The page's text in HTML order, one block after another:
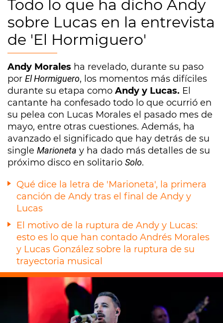
Todo lo que ha dicho Andy
sobre Lucas en la entrevista
de 'El Hormiguero'
Andy Morales ha revelado, durante su paso
por El Hormiguero, los momentos más difíciles
durante su etapa como Andy y Lucas. El
cantante ha confesado todo lo que ocurrió en
su pelea con Lucas Morales el pasado mes de
mayo, entre otras cuestiones. Además, ha
avanzado el significado que hay detrás de su
single Marioneta y ha dado más detalles de su
próximo disco en solitario Solo.
Qué dice la letra de 'Marioneta', la primera
canción de Andy tras el final de Andy y
Lucas
El motivo de la ruptura de Andy y Lucas:
esto es lo que han contado Andrés Morales
y Lucas González sobre la ruptura de su
trayectoria musical